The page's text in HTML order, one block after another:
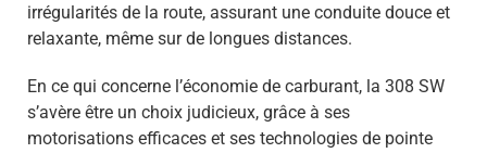
irrégularités de la route, assurant une conduite douce et
relaxante, même sur de longues distances.
En ce qui concerne l’économie de carburant, la 308 SW
s’avère être un choix judicieux, grâce à ses
motorisations efficaces et ses technologies de pointe